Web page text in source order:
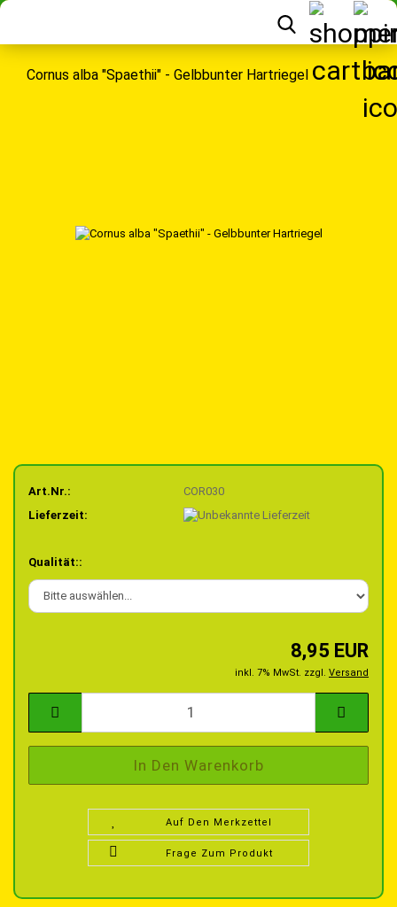
Cornus alba "Spaethii" - Gelbbunter Hartriegel
Art.Nr.:
COR030
Lieferzeit:
Qualität::
8,95 EUR
inkl. 7% MwSt. zzgl. Versand
Auf Den Merkzettel
Frage Zum Produkt